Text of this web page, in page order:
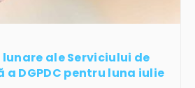
ale Serviciului de
DGPDC pentru luna iulie